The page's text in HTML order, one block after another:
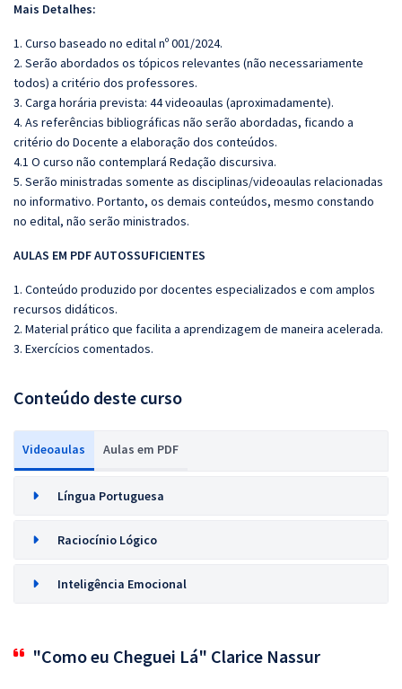
Mais Detalhes:
1. Curso baseado no edital nº 001/2024.
2. Serão abordados os tópicos relevantes (não necessariamente
todos) a critério dos professores.
3. Carga horária prevista: 44 videoaulas (aproximadamente).
4. As referências bibliográficas não serão abordadas, ficando a
critério do Docente a elaboração dos conteúdos.
4.1 O curso não contemplará Redação discursiva.
5. Serão ministradas somente as disciplinas/videoaulas relacionadas
no informativo. Portanto, os demais conteúdos, mesmo constando
no edital, não serão ministrados.
AULAS EM PDF AUTOSSUFICIENTES
1. Conteúdo produzido por docentes especializados e com amplos
recursos didáticos.
2. Material prático que facilita a aprendizagem de maneira acelerada.
3. Exercícios comentados.
Conteúdo deste curso
Videoaulas Aulas em PDF
Língua Portuguesa
Raciocínio Lógico
Inteligência Emocional
"Como eu Cheguei Lá" Clarice Nassur